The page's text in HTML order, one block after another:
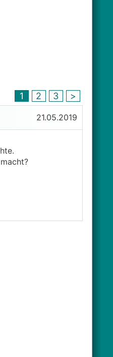
1 2 3 >
21.05.2019